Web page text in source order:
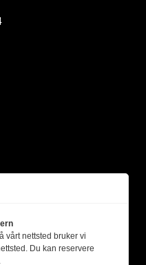
vårt nettsted bruker vi
Du kan reservere